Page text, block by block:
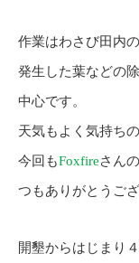
作業はわさび田内
発生した葉などの
中心です。
天気もよく気持ち
今回もFoxfireさん
つもありがとうご
開墾からはじまり